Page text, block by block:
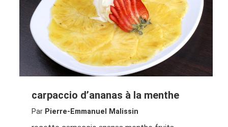
carpaccio d’ananas à la menthe
Par Pierre-Emmanuel Malissin